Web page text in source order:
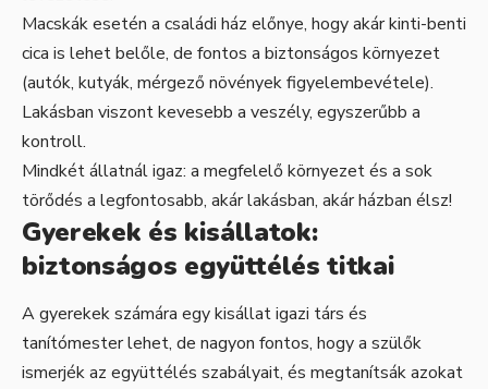
Macskák esetén a családi ház előnye, hogy akár kinti-benti
cica is lehet belőle, de fontos a biztonságos környezet
(autók, kutyák, mérgező növények figyelembevétele).
Lakásban viszont kevesebb a veszély, egyszerűbb a
kontroll.
Mindkét állatnál igaz: a megfelelő környezet és a sok
törődés a legfontosabb, akár lakásban, akár házban élsz!
Gyerekek és kisállatok:
biztonságos együttélés titkai
A gyerekek számára egy kisállat igazi társ és
tanítómester lehet, de nagyon fontos, hogy a szülők
ismerjék az együttélés szabályait, és megtanítsák azokat